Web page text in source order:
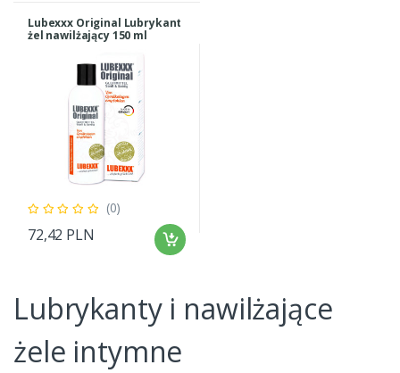
Lubexxx Original Lubrykant
żel nawilżający 150 ml
(0)
72,42 PLN
Lubrykanty i nawilżające
żele intymne